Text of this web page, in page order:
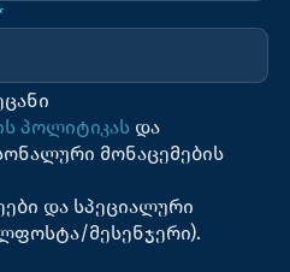
პოლიტიკას და
მონაცემების
და სპეციალური
მესენჯერი).